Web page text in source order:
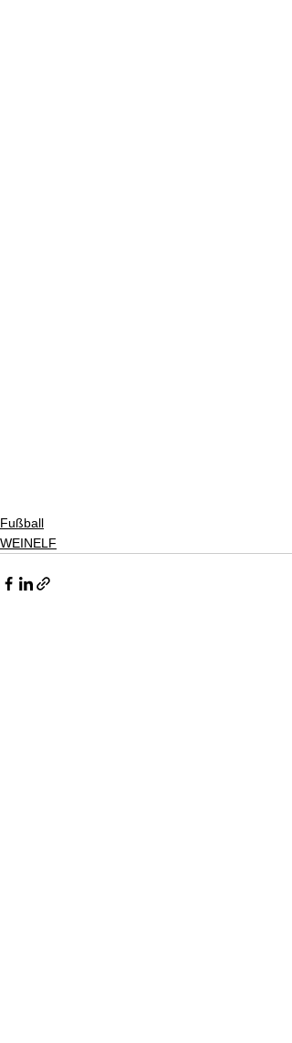
Fußball
WEINELF